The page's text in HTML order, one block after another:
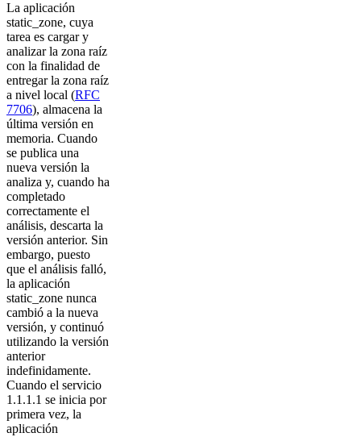
La aplicación
static_zone, cuya
tarea es cargar y
analizar la zona raíz
con la finalidad de
entregar la zona raíz
a nivel local (RFC
7706), almacena la
última versión en
memoria. Cuando
se publica una
nueva versión la
analiza y, cuando ha
completado
correctamente el
análisis, descarta la
versión anterior. Sin
embargo, puesto
que el análisis falló,
la aplicación
static_zone nunca
cambió a la nueva
versión, y continuó
utilizando la versión
anterior
indefinidamente.
Cuando el servicio
1.1.1.1 se inicia por
primera vez, la
aplicación